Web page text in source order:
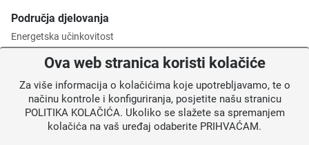
Područja djelovanja
Energetska učinkovitost
Posredničko tijelo razine 2
Informacije za korisnike
Ova web stranica koristi kolačiće
Za više informacija o kolačićima koje upotrebljavamo, te o
načinu kontrole i konfiguriranja, posjetite našu stranicu
POLITIKA KOLAČIĆA. Ukoliko se slažete sa spremanjem
kolačića na vaš uređaj odaberite PRIHVAĆAM.